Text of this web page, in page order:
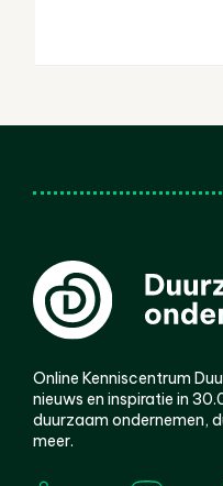
Online Kenniscentrum
nieuws en inspiratie in
duurzaam ondernemen,
meer.